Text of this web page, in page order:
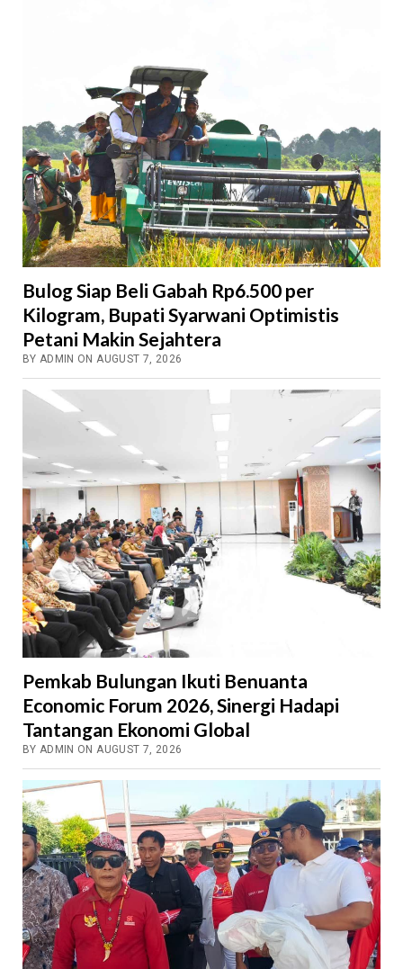
Masyarakat,
30
Anggota
Satlinmas
Bunyu
Dikukuhkan
Bulog Siap Beli Gabah Rp6.500 per
Kilogram, Bupati Syarwani Optimistis
Petani Makin Sejahtera
BY ADMIN ON AUGUST 7, 2026
Pemkab Bulungan Ikuti Benuanta
Economic Forum 2026, Sinergi Hadapi
Tantangan Ekonomi Global
BY ADMIN ON AUGUST 7, 2026